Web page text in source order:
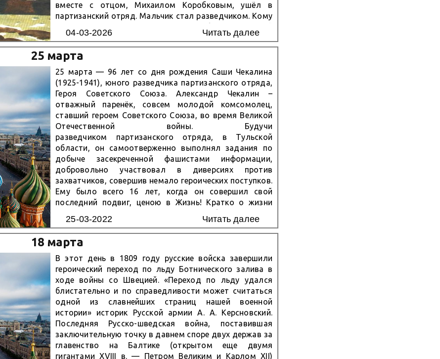
вместе с отцом, Михаилом Коробковым, ушёл в
партизанский отряд. Мальчик стал разведчиком. Кому
просто ходит по...
04-03-2026 Читать далее
25 марта
25 марта — 96 лет со дня рождения Саши Чекалина
(1925-1941), юного разведчика партизанского отряда,
Героя Советского Союза. Александр Чекалин –
отважный паренёк, совсем молодой комсомолец,
ставший героем Советского Союза, во время Великой
Отечественной войны. Будучи
разведчиком партизанского отряда, в Тульской
области, он самоотверженно выполнял задания по
добыче засекреченной фашистами информации,
добровольно участвовал в диверсиях против
захватчиков, совершив немало героических поступков.
Ему было всего 16 лет, когда он совершил свой
последний подвиг, ценою в Жизнь! Кратко о жизни
Песковатское. 25 марта 1925 года, в семье охотника
Павла Чекалина, родился сын! Назвали Александр,
Саша! Мальчик был подвижным...
25-03-2022 Читать далее
18 марта
В этот день в 1809 году русские войска завершили
героический переход по льду Ботнического залива в
ходе войны со Швецией. «Переход по льду удался
блистательно и по справедливости может считаться
одной из славнейших страниц нашей военной
истории» историк Русской армии А. А. Керсновский.
Последняя Русско-шведская война, поставившая
заключительную точку в давнем споре двух держав за
главенство на Балтике (открытом еще двумя
гигантами XVIII в. — Петром Великим и Карлом XII)